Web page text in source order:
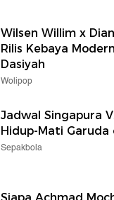
Wilsen Willim x
Rilis Kebaya
Dasiyah
Wolipop
Jadwal Singapura
Hidup-Mati Garuda
Sepakbola